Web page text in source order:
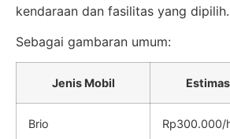
kendaraan dan fasilitas yang dipilih.
Sebagai gambaran umum:
Jenis Mobil
Brio Rp300.000/